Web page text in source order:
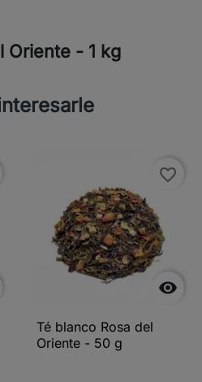
Oriente - 1 kg

favorite_border
Té blanco Rosa del
Oriente - 50 g